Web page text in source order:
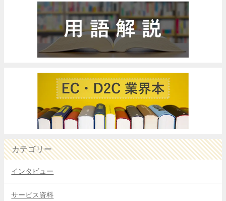
カテゴリー
インタビュー
サービス資料